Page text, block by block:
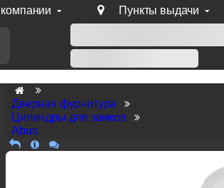
Пункты выдачи
от 50 тыс. руб продукции Venezia,
Дверная фурнитура
Цилиндры для замков
Abus